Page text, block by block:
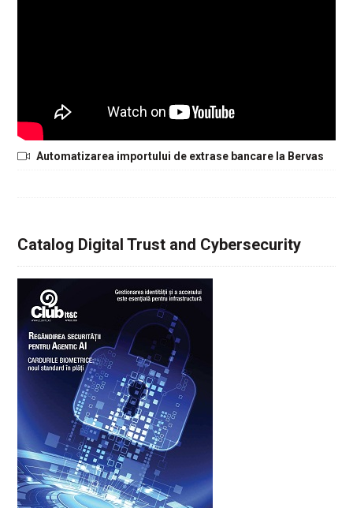
Automatizarea importului de extrase bancare la Bervas
Catalog Digital Trust and Cybersecurity